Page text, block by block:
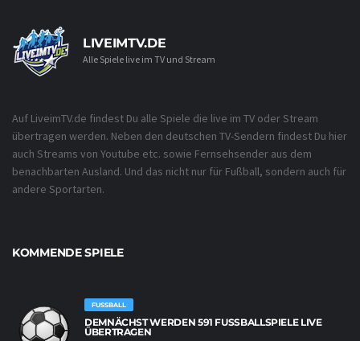
LIVEIMTV.DE
Alle Spiele live im TV und Stream
Auf LiveimTV.de findest Du alle Spiele die live im TV oder Stream
übertragen werden. Neben den deutschen TV-Sendern findest Du hier
auch Streams von Youtube etc. sowie Fernsehsender aus dem
benachbarten Ausland. Und das nicht nur für Fußball, sondern auch für
andere Sportarten.
KOMMENDE SPIELE
FUSSBALL
DEMNÄCHST WERDEN 591 FUSSBALLSPIELE LIVE Ü
BERTRAGEN